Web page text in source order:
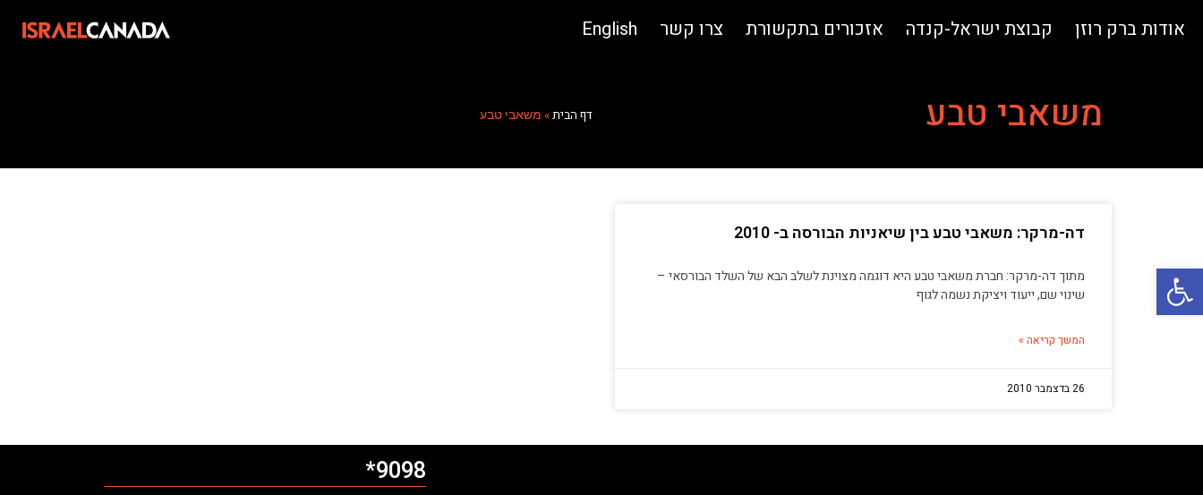
פתח סרגל נגישות
אודות ברק רוזן קבוצת ישראל-קנדה אזכורים בתקשורת צרו קשר English
משאבי טבע דף הבית» משאבי טבע
דה-מרקר: משאבי טבע בין שיאניות הבורסה ב- 2010
מתוך דה-מרקר: חברת משאבי טבע היא דוגמה מצוינת לשלב הבא של השלד הבורסאי –
שינוי שם, ייעוד ויציקת נשמה לגוף
המשך קריאה »
26 בדצמבר 2010
9098*